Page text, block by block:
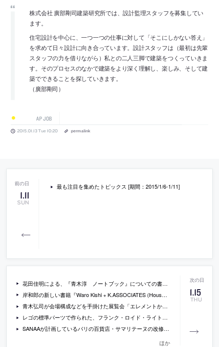
株式会社 廣部剛司建築研究所では、設計監理スタッフを募集してい
ます。
住宅設計を中心に、一つ一つの仕事に対して「そこにしかない答え」
を求めて日々設計に向き合っています。設計スタッフは（最初は先輩
スタッフの力を借りながら）私との二人三脚で建築をつくっていきま
す。そのプロセスのなかで建築をより深く理解し、楽しみ、そして建
築でできることを探していきます。
（廣部剛司）
AP JOB
2015.01.13 Tue 10:20 permalink
1.11
SUN
最も注目を集めたトピックス [期間：2015/1/6-1/11]
1.15
THU
花田佳明による、『青木淳 ノートブック』についての書評「建築的知性の物質化」
岸和郎の新しい書籍『Waro Kishi + K.ASSOCIATES (Houses Archives)』
青木弘司が会場構成などを手掛けた展覧会「エレメントからみる住宅の可能性」の会場写真
レゴの標準パーツで作られた、フランク・ロイド・ライトの「タリアセン・ウェスト」の写真
SANAAが計画しているパリの百貨店・サマリテーヌの改修案の計画許可を、フランスの裁判所が無効に
ほか